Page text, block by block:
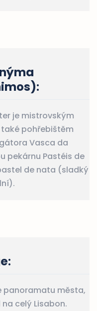
:
je mistrovským
pohřebištěm
Vasca da
pekárnu Pastéis de
de nata (sladký
:
panoramatu města,
celý Lisabon.